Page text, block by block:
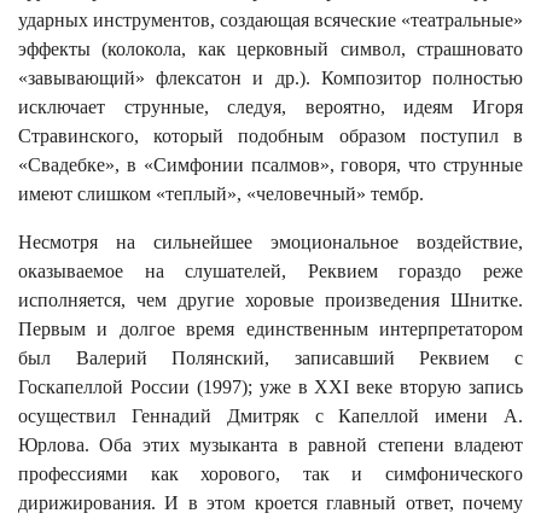
ударных инструментов, создающая всяческие «театральные»
эффекты (колокола, как церковный символ, страшновато
«завывающий» флексатон и др.). Композитор полностью
исключает струнные, следуя, вероятно, идеям Игоря
Стравинского, который подобным образом поступил в
«Свадебке», в «Симфонии псалмов», говоря, что струнные
имеют слишком «теплый», «человечный» тембр.
Несмотря на сильнейшее эмоциональное воздействие,
оказываемое на слушателей, Реквием гораздо реже
исполняется, чем другие хоровые произведения Шнитке.
Первым и долгое время единственным интерпретатором
был Валерий Полянский, записавший Реквием с
Госкапеллой России (1997); уже в XXI веке вторую запись
осуществил Геннадий Дмитряк с Капеллой имени А.
Юрлова. Оба этих музыканта в равной степени владеют
профессиями как хорового, так и симфонического
дирижирования. И в этом кроется главный ответ, почему